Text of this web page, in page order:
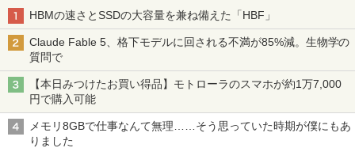
HUNTER×HUNTER モノクロ版 39 (ジャンプ
コミックスDIGITAL)
￥572
版ビッグガンガンコミックス)
3
送料無料 あす楽対応 即日発送 中古良品
nic Let's note CF-SZ6Z Windows11 七
世代Core i7-7600U 16GB 爆速512GB-S
パソコン 中古パソコン 中古PC】（Wind
ows10も対応可能 Win10）
￥32,780
3
Win11搭載 デスクトップパソコン ミニP
C miniPC 初心者向け Office付き Windo
高さ4.4cm 軽量 モニター取り付け可 イ
ンテルCeleron メモリ8GB 高速SSD 256
3
【期間限定10%OFFクーポン 8/12 10時
イ ベゼル ディスプレイ 液晶モニター PC
モニター 壁掛け フリッカーレス FreeSy
ライトカット VAパネル VESAフル FHD
ノングレア MAXZEN JM22CH02
店共通特典イラスト付】 【電子書籍】[
目黒三吉 ]
4
キングダム 80 （ヤングジャンプコミッ
クス） [ 原 泰久 ]
HBMの速さとSSDの大容量を兼ね備えた「HBF」
Claude Fable 5、格下モデルに回される不満が85%減。生物学の
質問で
【本日みつけたお買い得品】モトローラのスマホが約1万7,000
円で購入可能
メモリ8GBで仕事なんて無理……そう思っていた時期が僕にもあ
りました